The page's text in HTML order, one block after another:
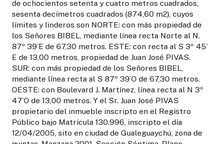
de ochocientos setenta y cuatro metros cuadrados,
sesenta decímetros cuadrados (874,60 m2), cuyos
límites y linderos son NORTE: con más propiedad de
los Señores BIBEL, mediante línea recta Norte al N.
87º 39`E de 67,30 metros. ESTE: con recta al S 3º 45´
E de 13,00 metros, propiedad de Juan José PIVAS.
SUR: con más propiedad de los Señores BIBEL,
mediante línea recta al S 87º 39´O de 67,30 metros.
OESTE: con Boulevard J. Martínez, línea recta al N 3º
47´O de 13,00 metros. Y el Sr. Juan José PIVAS
propietario del inmueble inscripto en el Registro
Público bajo Matrícula 130.996, inscripto el día
12/04/2005, sito en ciudad de Gualeguaychú, zona de